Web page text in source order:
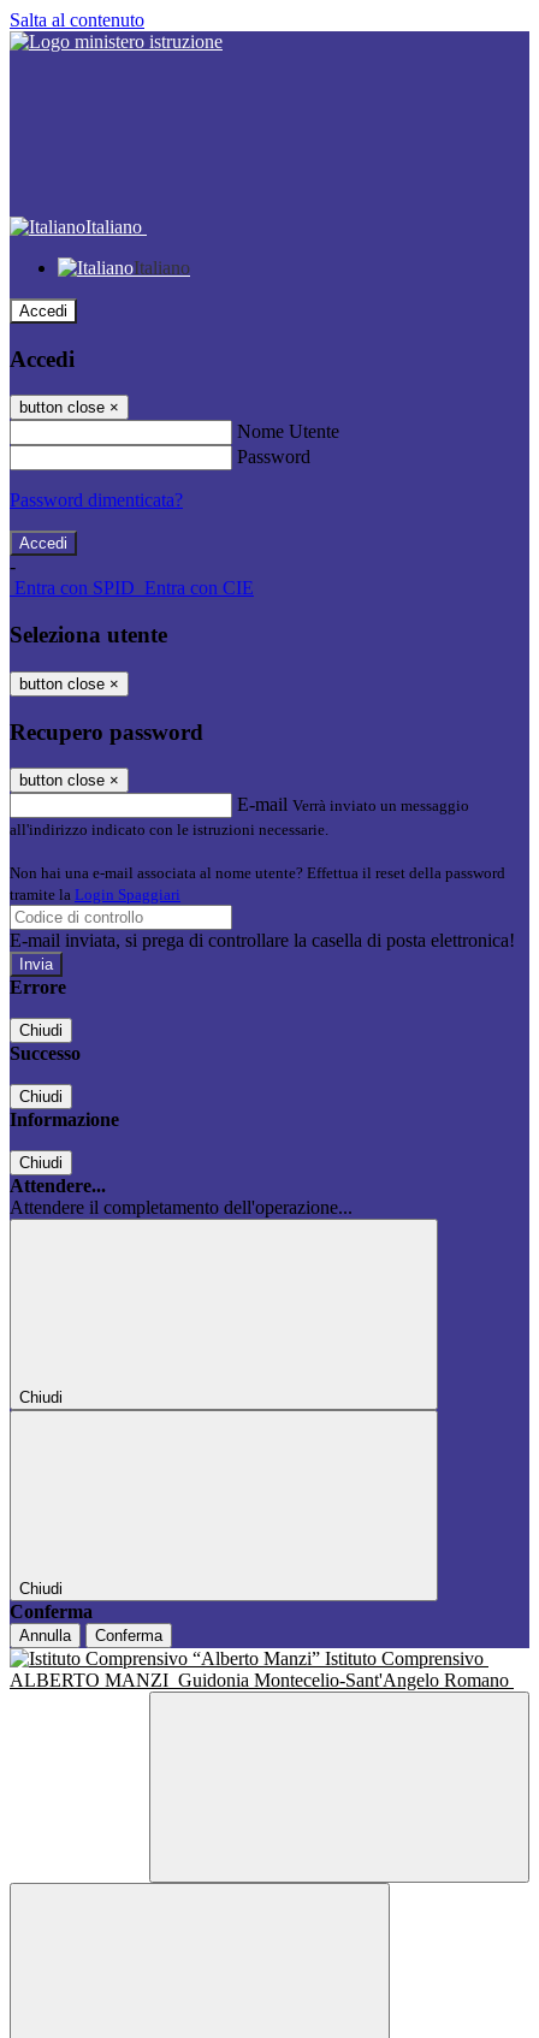
Salta al contenuto
Italiano
Italiano
Accedi
Accedi
button close ×
Nome Utente
Password
Password dimenticata?
-
Entra con SPID Entra con CIE
Seleziona utente
button close ×
Recupero password
button close ×
E-mail Verrà inviato un messaggio
all'indirizzo indicato con le istruzioni necessarie.
Non hai una e-mail associata al nome utente? Effettua il reset della password
tramite la Login Spaggiari
E-mail inviata, si prega di controllare la casella di posta elettronica!
Errore
Chiudi
Successo
Chiudi
Informazione
Chiudi
Attendere...
Attendere il completamento dell'operazione...
Chiudi
Chiudi
Conferma
Annulla Conferma
Istituto Comprensivo
ALBERTO MANZI Guidonia Montecelio-Sant'Angelo Romano